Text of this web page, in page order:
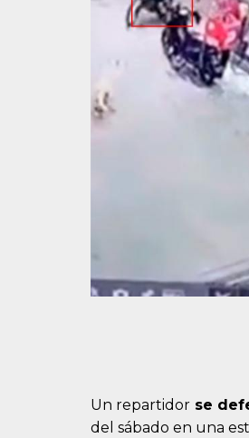
Un repartidor se
del sábado en una